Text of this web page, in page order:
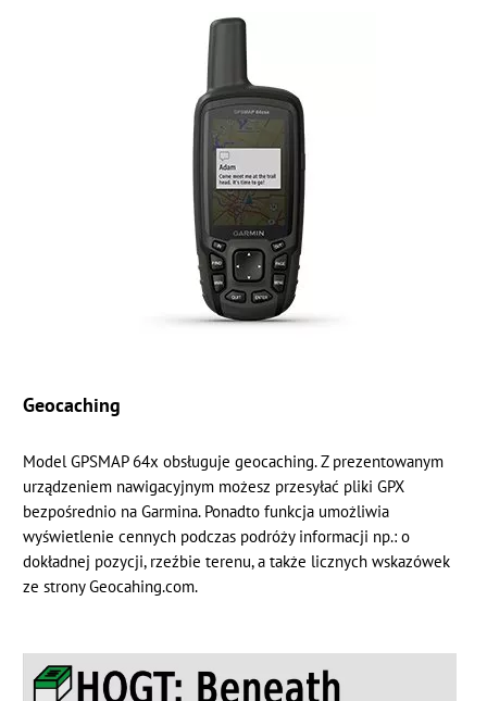
Geocaching
Model GPSMAP 64x obsługuje geocaching. Z prezentowanym
urządzeniem nawigacyjnym możesz przesyłać pliki GPX
bezpośrednio na Garmina. Ponadto funkcja umożliwia
wyświetlenie cennych podczas podróży informacji np.: o
dokładnej pozycji, rzeźbie terenu, a także licznych wskazówek
ze strony Geocahing.com.